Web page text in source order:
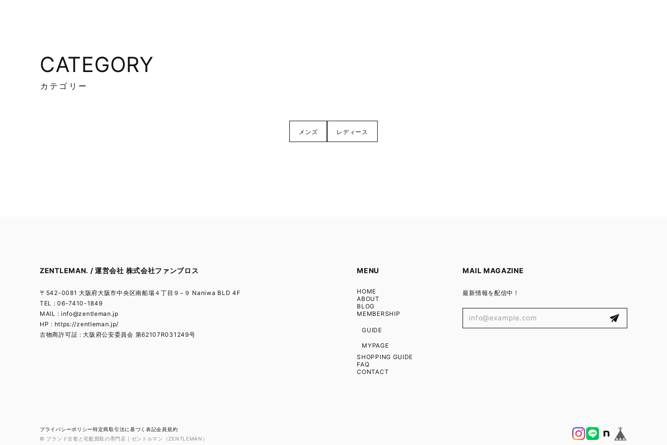
CATEGORY
カテゴリー
メンズ レディース
ZENTLEMAN. / 運営会社 株式会社ファンブロス
〒542-0081 大阪府大阪市中央区南船場４丁目９−９ Naniwa BLD 4F
TEL : 06-7410-1849
MAIL : info@zentleman.jp
HP : https://zentleman.jp/
古物商許可証 : 大阪府公安委員会 第62107R031249号
MENU
HOME
ABOUT
BLOG
MEMBERSHIP
GUIDE
MYPAGE
SHOPPING GUIDE
FAQ
CONTACT
MAIL MAGAZINE
最新情報を配信中！
プライバシーポリシー特定商取引法に基づく表記会員規約
© ブランド古着と宅配買取の専門店｜ゼントルマン（ZENTLEMAN）